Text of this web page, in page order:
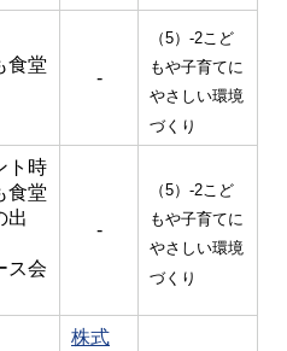
食堂
-
（5）-2こど
もや子育てに
やさしい環境
づくり
ト時
食堂
出
ス会
-
（5）-2こど
もや子育てに
やさしい環境
づくり
株式